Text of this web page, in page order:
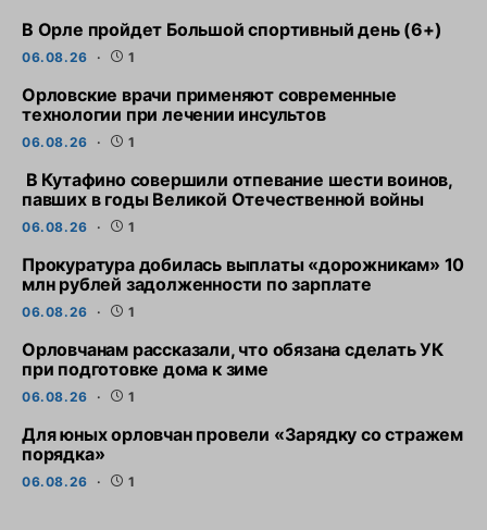
В Орле пройдет Большой спортивный день (6+)
06.08.26 1
Орловские врачи применяют современные
технологии при лечении инсультов
06.08.26 1
В Кутафино совершили отпевание шести воинов,
павших в годы Великой Отечественной войны
06.08.26 1
Прокуратура добилась выплаты «дорожникам» 10
млн рублей задолженности по зарплате
06.08.26 1
Орловчанам рассказали, что обязана сделать УК
при подготовке дома к зиме
06.08.26 1
Для юных орловчан провели «Зарядку со стражем
порядка»
06.08.26 1